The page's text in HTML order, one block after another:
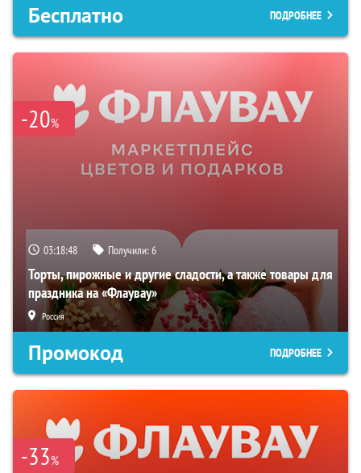
Бесплатно ПОДРОБНЕЕ
-20%
03:18:47 Получили:6
Торты, пирожные и другие сладости, а также товары для
праздника на «Флаувау»
Россия
Промокод ПОДРОБНЕЕ
-33%